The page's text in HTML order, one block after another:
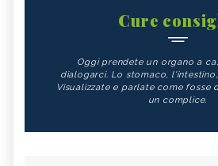
Cure
Oggi prendete un organo a
dialogarci. Lo stomaco,
Visualizzate e parlate come fosse
un complice.